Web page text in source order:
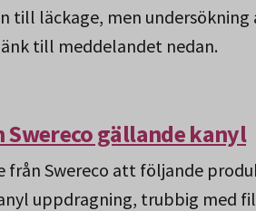
till läckage, men undersökning
till meddelandet nedan.
gällande kanyl
från Swereco att följande
uppdragning, trubbig med